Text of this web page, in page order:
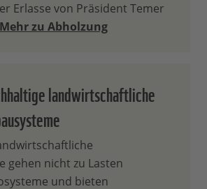
Erlasse von Präsident Temer
Mehr zu Abholzung
landwirtschaftliche
gehen nicht zu Lasten
und bieten